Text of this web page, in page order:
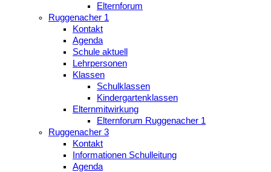
Elternforum
Ruggenacher 1
Kontakt
Agenda
Schule aktuell
Lehrpersonen
Klassen
Schulklassen
Kindergartenklassen
Elternmitwirkung
Elternforum Ruggenacher 1
Ruggenacher 3
Kontakt
Informationen Schulleitung
Agenda